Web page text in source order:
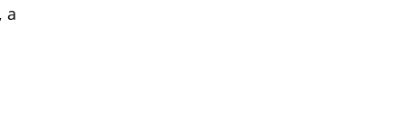
a